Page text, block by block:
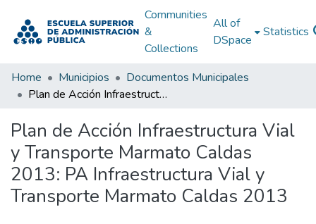
Communities
&
Collections
All of
DSpace
Statistics
Home Municipios
Documentos Municipales
Plan de Acción Infraestructura Vial y Transporte Marmato Caldas 2013: PA Infraestructura Vial y Transporte Marmato Caldas 2013
Plan de Acción Infraestructura Vial
y Transporte Marmato Caldas
2013: PA Infraestructura Vial y
Transporte Marmato Caldas 2013